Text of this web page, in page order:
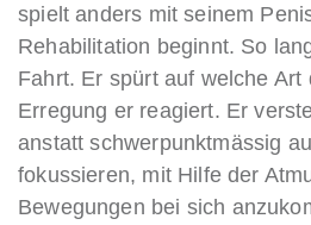
spielt anders mit seinem
Rehabilitation beginnt. So
Fahrt. Er spürt auf welche Art
Erregung er reagiert. Er
anstatt schwerpunktmässig
fokussieren, mit Hilfe der
Bewegungen bei sich